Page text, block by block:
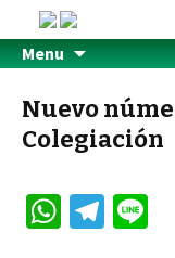
Menu
Nuevo
Colegiación
W Te